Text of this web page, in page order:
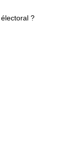
électoral ?